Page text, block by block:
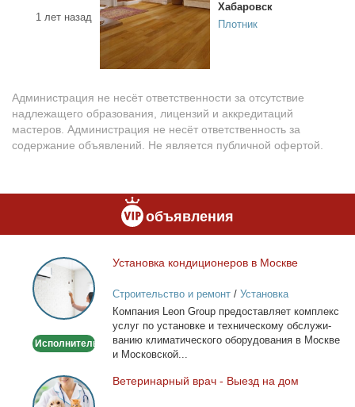
1 лет назад
Хабаровск
Плотник
Администрация не несёт ответственности за отсутствие
надлежащего образования, лицензий и аккредитаций
мастеров. Администрация не несёт ответственность за
содержание объявлений. Не является публичной офертой.
объявления
Установка
кондиционеров
в
Москве
Исполнитель
Уста­нов­ка кон­ди­ци­о­не­ров в Москве
Строительство и ремонт/ Установка
кондиционеров
Ком­па­ния Leon Group предо­став­ля­ет ком­плекс
услуг по уста­нов­ке и тех­ни­че­ско­му об­слу­жи­
ва­нию кли­ма­ти­че­ско­го обо­ру­до­ва­ния в Москве
и Мос­ков­ской...
Ветеринарный
врач
Ве­те­ри­нар­ный врач - Вы­езд на дом